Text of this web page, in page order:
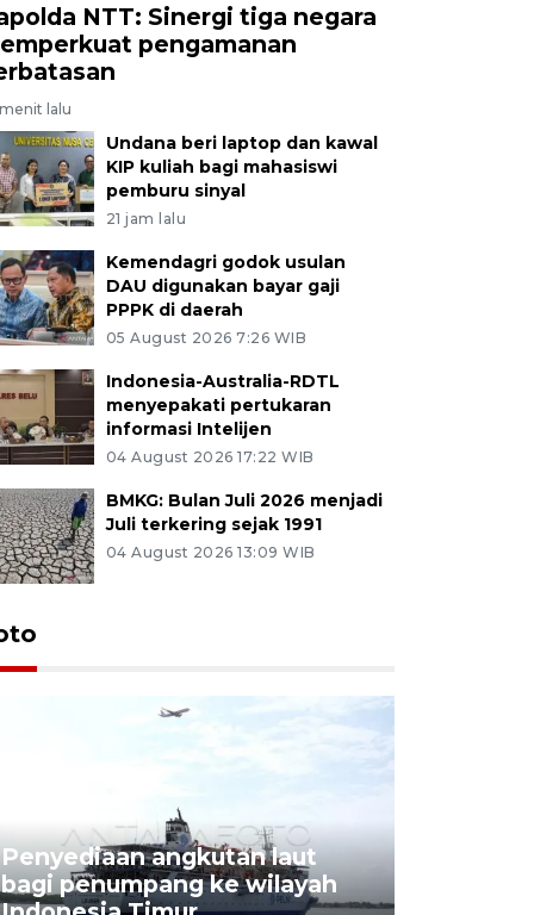
NTT: Sinergi tiga negara
pengamanan
lalu
Undana beri laptop dan kawal
KIP kuliah bagi mahasiswi
pemburu sinyal
21 jam lalu
Kemendagri godok usulan
DAU digunakan bayar gaji
PPPK di daerah
05 August 2026 7:26 WIB
Indonesia-Australia-RDTL
menyepakati pertukaran
informasi Intelijen
04 August 2026 17:22 WIB
BMKG: Bulan Juli 2026 menjadi
Juli terkering sejak 1991
04 August 2026 13:09 WIB
Penyediaan angkutan laut
bagi penumpang ke wilayah